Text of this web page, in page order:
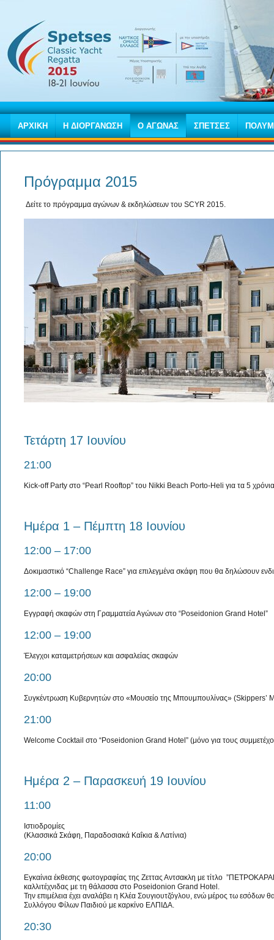
ΑΡΧΙΚΗ Η ΔΙΟΡΓΑΝΩΣΗ Ο ΑΓΩΝΑΣ ΣΠΕΤΣΕΣ
Πρόγραμμα 2015
Δείτε το πρόγραμμα αγώνων & εκδηλώσεων του SCYR 2015.
Τετάρτη 17 Iουνίου
21:00
Kick-off Party στο “Pearl Rooftop” του Nikki Beach Porto-Heli για τα 5
Ημέρα 1 – Πέμπτη 18 Iουνίου
12:00 – 17:00
Δοκιμαστικό “Challenge Race” για επιλεγμένα σκάφη που θα δηλώσουν
12:00 – 19:00
Εγγραφή σκαφών στη Γραμματεία Αγώνων στο “Poseidonion Grand Hotel”
12:00 – 19:00
Έλεγχοι καταμετρήσεων και ασφαλείας σκαφών
20:00
Συγκέντρωση Κυβερνητών στο «Μουσείο της Μπουμπουλίνας» (Skippers’
21:00
Welcome Cocktail στο “Poseidonion Grand Hotel” (μόνο για τους
Ημέρα 2 – Παρασκευή 19 Ιουνίου
11:00
Ιστιοδρομίες
(Κλασσικά Σκάφη, Παραδοσιακά Καΐκια & Λατίνια)
20:00
Εγκαίνια έκθεσης φωτογραφίας της Ζεττας Αντσακλη με τίτλο
καλλιτέχνιδας με τη θάλασσα στο Poseidonion Grand Hotel.
Την επιμέλεια έχει αναλάβει η Κλέα Σουγιουτζόγλου, ενώ μέρος τω εσόδων
Συλλόγου Φίλων Παιδιού με καρκίνο ΕΛΠΙΔΑ.
20:30